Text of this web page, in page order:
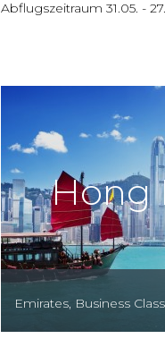
Abflugszeitraum 31.05. -
Hong
Emirates, Business Class